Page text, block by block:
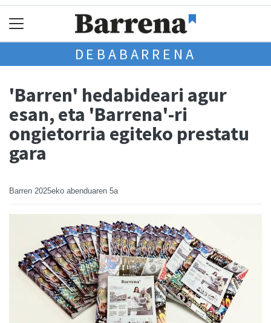
DEBABARRENA
'Barren' hedabideari agur
esan, eta 'Barrena'-ri
ongietorria egiteko prestatu
gara
Barren 2025eko abenduaren 5a